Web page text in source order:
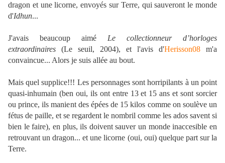
dragon et une licorne, envoyés sur Terre, qui sauveront le monde
d'Idhun...
J'avais beaucoup aimé Le collectionneur d’horloges
extraordinaires (Le seuil, 2004), et l'avis d'Herisson08 m'a
convaincue... Alors je suis allée au bout.
Mais quel supplice!!! Les personnages sont horripilants à un point
quasi-inhumain (ben oui, ils ont entre 13 et 15 ans et sont sorcier
ou prince, ils manient des épées de 15 kilos comme on soulève un
fétus de paille, et se regardent le nombril comme les ados savent si
bien le faire), en plus, ils doivent sauver un monde inaccesible en
retrouvant un dragon... et une licorne (oui, oui) quelque part sur la
Terre.